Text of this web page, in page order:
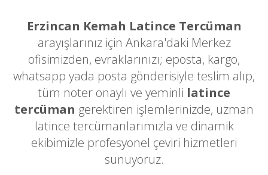
Erzincan Kemah Latince Tercüman
arayışlarınız için Ankara'daki Merkez
ofisimizden, evraklarınızı; eposta, kargo,
whatsapp yada posta gönderisiyle teslim alıp,
tüm noter onaylı ve yeminli latince
tercüman gerektiren işlemlerinizde, uzman
latince tercümanlarımızla ve dinamik
ekibimizle profesyonel çeviri hizmetleri
sunuyoruz.